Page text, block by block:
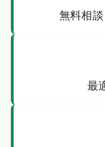
無料相
最